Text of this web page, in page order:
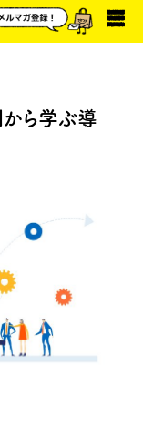
ら学ぶ導